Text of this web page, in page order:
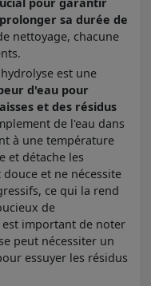
sa durée de
nettoyage, chacune
est une
d'eau pour
et des résidus
de l'eau dans
à une température
et détache les
et ne nécessite
ce qui la rend
de
important de noter
peut nécessiter un
essuyer les résidus